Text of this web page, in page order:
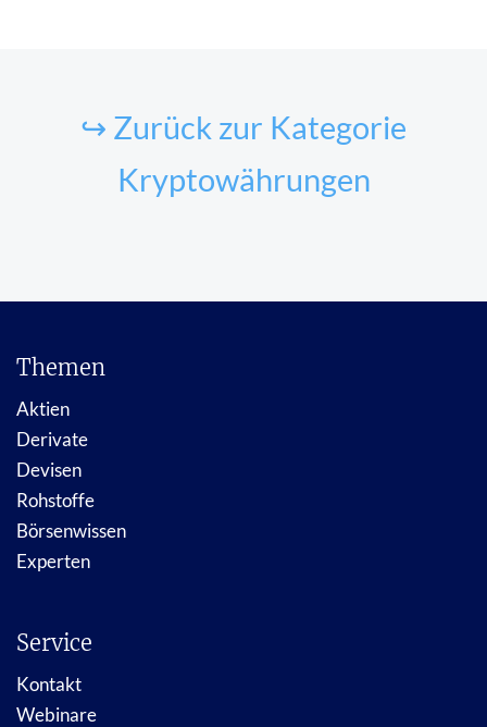
↪ Zurück zur Kategorie
Kryptowährungen
Themen
Aktien
Derivate
Devisen
Rohstoffe
Börsenwissen
Experten
Service
Kontakt
Webinare